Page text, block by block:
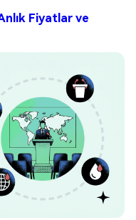
Fiyatlar ve